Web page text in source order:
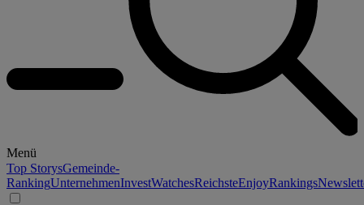
Menü
Top StorysGemeinde-
RankingUnternehmenInvestWatchesReichsteEnjoyRankings